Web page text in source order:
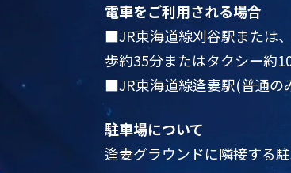
電車をご利用される場合
■JR東海道線刈谷駅または
歩約35分またはタクシー約
■JR東海道線逢妻駅(普通の
駐車場について
逢妻グラウンドに隣接する